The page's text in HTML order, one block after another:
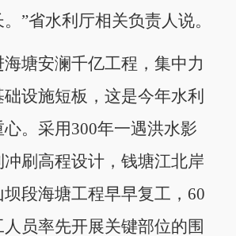
”省水利厅相关负责人说。
安澜千亿工程，集中力
设施短板，这是今年水利
。采用300年一遇洪水影
刷高程设计，钱塘江北岸
段海塘工程早早复工，60
员率先开展关键部位的围